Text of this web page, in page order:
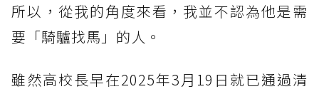
所以，從我的角度來看，我並不認為他是需
要「騎驢找馬」的人。
雖然高校長早在2025年3月19日就已通過清